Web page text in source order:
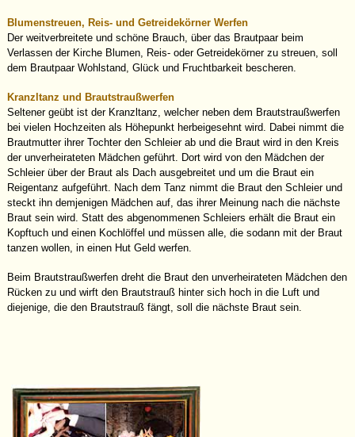
Blumenstreuen, Reis- und Getreidekörner Werfen
Der weitverbreitete und schöne Brauch, über das Brautpaar beim
Verlassen der Kirche Blumen, Reis- oder Getreidekörner zu streuen, soll
dem Brautpaar Wohlstand, Glück und Fruchtbarkeit bescheren.
Kranzltanz und Brautstraußwerfen
Seltener geübt ist der Kranzltanz, welcher neben dem Brautstraußwerfen
bei vielen Hochzeiten als Höhepunkt herbeigesehnt wird. Dabei nimmt die
Brautmutter ihrer Tochter den Schleier ab und die Braut wird in den Kreis
der unverheirateten Mädchen geführt. Dort wird von den Mädchen der
Schleier über der Braut als Dach ausgebreitet und um die Braut ein
Reigentanz aufgeführt. Nach dem Tanz nimmt die Braut den Schleier und
steckt ihn demjenigen Mädchen auf, das ihrer Meinung nach die nächste
Braut sein wird. Statt des abgenommenen Schleiers erhält die Braut ein
Kopftuch und einen Kochlöffel und müssen alle, die sodann mit der Braut
tanzen wollen, in einen Hut Geld werfen.
Beim Brautstraußwerfen dreht die Braut den unverheirateten Mädchen den
Rücken zu und wirft den Brautstrauß hinter sich hoch in die Luft und
diejenige, die den Brautstrauß fängt, soll die nächste Braut sein.